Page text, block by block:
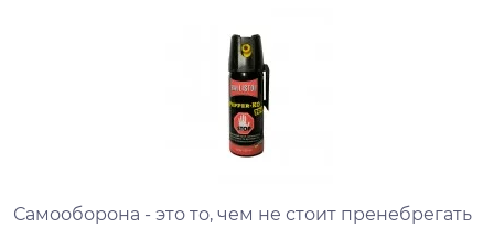
Самооборона - это то, чем не стоит пренебрегать